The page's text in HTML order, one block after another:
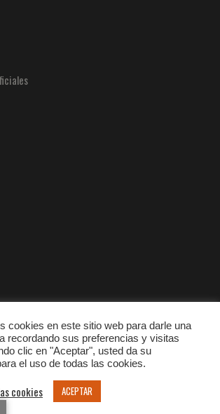
cookies en este sitio web para darle una
recordando sus preferencias y visitas
clic en "Aceptar", usted da su
el uso de todas las cookies.
cookies ACEPTAR